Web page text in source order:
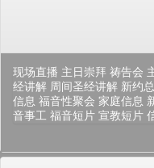
现场直播 主日崇拜 祷告会
经讲解 周间圣经讲解 新约
信息 福音性聚会 家庭信息
音事工 福音短片 宣教短片